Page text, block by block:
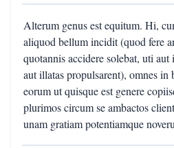
Alterum genus est equitum. Hi,
aliquod bellum incidit (quod fere
quotannis accidere solebat, uti
aut illatas propulsarent), omnes in
eorum ut quisque est genere
plurimos circum se ambactos
unam gratiam potentiamque